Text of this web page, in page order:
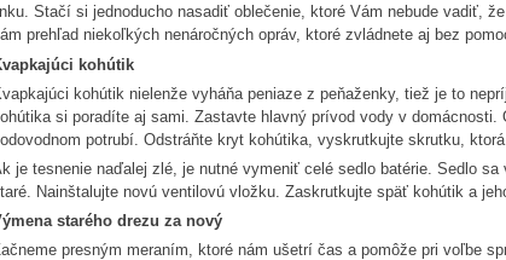
Stačí si jednoducho nasadiť oblečenie, ktoré Vám nebude vadiť,
prehľad niekoľkých nenáročných opráv, ktoré zvládnete aj bez
kohútik
kohútik nielenže vyháňa peniaze z peňaženky, tiež je to
si poradíte aj sami. Zastavte hlavný prívod vody v
potrubí. Odstráňte kryt kohútika, vyskrutkujte skrutku,
je tesnenie naďalej zlé, je nutné vymeniť celé sedlo batérie. Sedlo
Nainštalujte novú ventilovú vložku. Zaskrutkujte späť kohútik a
starého drezu za nový
presným meraním, ktoré nám ušetrí čas a pomôže pri voľbe